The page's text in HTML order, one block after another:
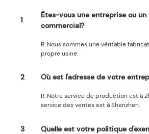
1
Êtes-vous une entreprise ou
commercial?
R: Nous sommes une véritable
propre usine.
2 Où est l'adresse de votre
R: Notre service de production est à
service des ventes est à Shenzhen.
3 Quelle est votre politique